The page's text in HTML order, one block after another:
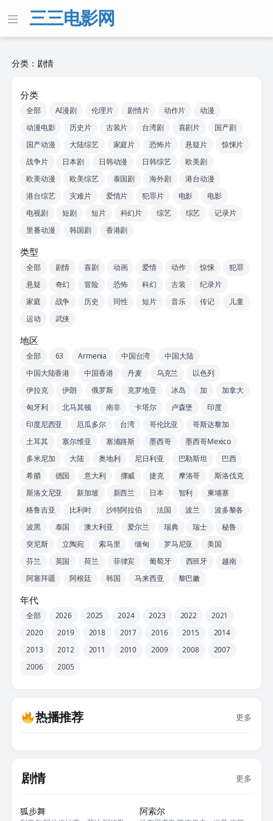
三三电影网
分类：剧情
分类
全部 AI漫剧 伦理片 剧情片 动作片
动漫
动漫电影
历史片 古装片 台湾剧 喜剧片
国产剧
国产动漫
大陆综艺 家庭片 恐怖片 悬疑片
惊悚片
战争片
日本剧 日韩动漫 日韩综艺
欧美剧
欧美动漫
欧美综艺 泰国剧 海外剧
港台动漫
港台综艺
灾难片 爱情片 犯罪片 电影
电影
电视剧
短剧 短片 科幻片 综艺 综艺
记录片
里番动漫
韩国剧 香港剧
类型
全部 剧情 喜剧 动画 爱情 动作 惊悚
犯罪
悬疑
奇幻 冒险 恐怖 科幻 古装
纪录片
家庭
战争 历史 同性 短片 音乐 传记
儿童
运动
武侠
地区
全部 63 Armenia 中国台湾
中国大陆
中国大陆香港
中国香港 丹麦 乌克兰
以色列
伊拉克
伊朗 俄罗斯 克罗地亚 冰岛 加
加拿大
匈牙利
北马其顿 南非 卡塔尔 卢森堡
印度
印度尼西亚
厄瓜多尔 台湾 哥伦比亚
哥斯达黎加
土耳其
塞尔维亚 塞浦路斯 墨西哥
墨西哥Mexico
多米尼加
大陆 奥地利 尼日利亚 巴勒斯坦
巴西
希腊
德国 意大利 挪威 捷克 摩洛哥
斯洛伐克
斯洛文尼亚
新加坡 新西兰 日本 智利
柬埔寨
格鲁吉亚
比利时 沙特阿拉伯 法国 波兰
波多黎各
波黑
泰国 澳大利亚 爱尔兰 瑞典 瑞士
秘鲁
突尼斯
立陶宛 索马里 缅甸 罗马尼亚
美国
芬兰
英国 荷兰 菲律宾 葡萄牙 西班牙
越南
阿塞拜疆
阿根廷 韩国 马来西亚 黎巴嫩
年代
全部 2026 2025 2024 2023 2022
2021
2020
2019 2018 2017 2016 2015
2014
2013
2012 2011 2010 2009 2008
2007
2006
2005
热播推荐 更多
剧情 更多
狐步舞 阿索尔